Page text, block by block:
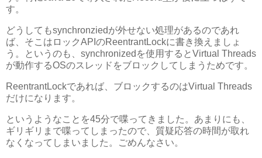
す。
どうしてもsynchronziedが外せない処理があるのであれ
ば、そこはロックAPIのReentrantLockに書き換えましょ
う。というのも、synchronizedを使用するとVirtual Threads
が動作するOSのスレッドをブロックしてしまうためです。
ReentrantLockであれば、ブロックするのはVirtual Threads
だけになります。
というようなことを45分で喋ってきました。あまりにも、
ギリギリまで喋ってしまったので、質疑応答の時間が取れ
なくなってしまいました。ごめんなさい。